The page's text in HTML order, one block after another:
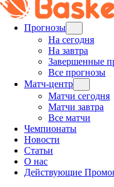
Прогнозы
На сегодня
На завтра
Завершенные
Все прогнозы
Матч-центр
Матчи сегодня
Матчи завтра
Все матчи
Чемпионаты
Новости
Статьи
О нас
Действующие